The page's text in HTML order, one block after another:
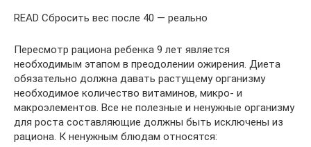
READ Сбросить вес после 40 — реально
Пересмотр рациона ребенка 9 лет является
необходимым этапом в преодолении ожирения. Диета
обязательно должна давать растущему организму
необходимое количество витаминов, микро- и
макроэлементов. Все не полезные и ненужные организму
для роста составляющие должны быть исключены из
рациона. К ненужным блюдам относятся: